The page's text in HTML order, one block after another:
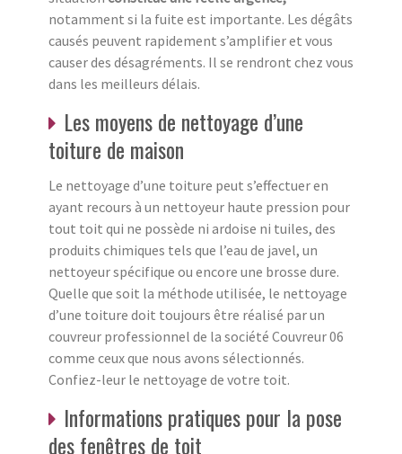
notamment si la fuite est importante. Les dégâts
causés peuvent rapidement s’amplifier et vous
causer des désagréments. Il se rendront chez vous
dans les meilleurs délais.
Les moyens de nettoyage d’une
toiture de maison
Le nettoyage d’une toiture peut s’effectuer en
ayant recours à un nettoyeur haute pression pour
tout toit qui ne possède ni ardoise ni tuiles, des
produits chimiques tels que l’eau de javel, un
nettoyeur spécifique ou encore une brosse dure.
Quelle que soit la méthode utilisée, le nettoyage
d’une toiture doit toujours être réalisé par un
couvreur professionnel de la société Couvreur 06
comme ceux que nous avons sélectionnés.
Confiez-leur le nettoyage de votre toit.
Informations pratiques pour la pose
des fenêtres de toit